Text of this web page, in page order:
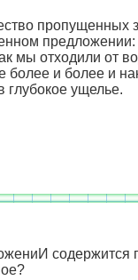
пропущенных
предложении:
мы отходили от
более и более и
глубокое ущелье.
содержится